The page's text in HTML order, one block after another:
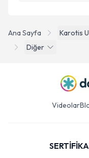
Ana Sayfa Karotis
Diğer
Videolar